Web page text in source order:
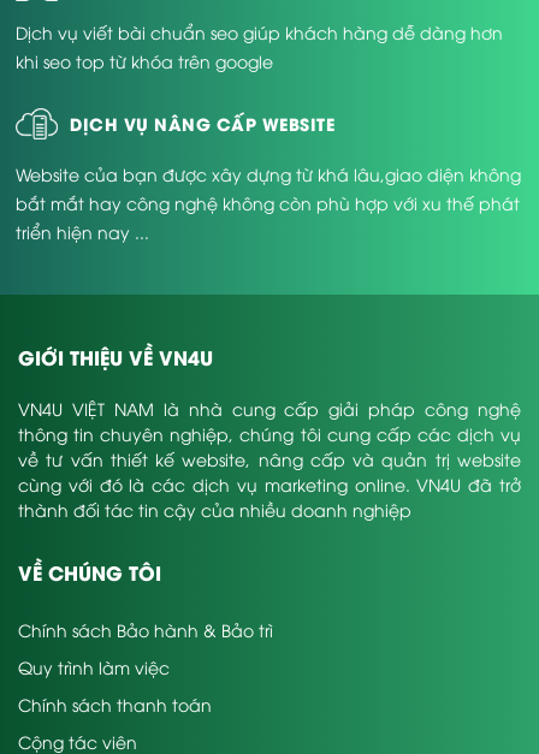
Dịch vụ viết bài chuẩn seo giúp khách hàng dễ dàng hơn
khi seo top từ khóa trên google
DỊCH VỤ NÂNG CẤP WEBSITE
Website của bạn được xây dựng từ khá lâu,giao diện không
bắt mắt hay công nghệ không còn phù hợp với xu thế phát
triển hiện nay ...
GIỚI THIỆU VỀ VN4U
VN4U VIỆT NAM là nhà cung cấp giải pháp công nghệ
thông tin chuyên nghiệp, chúng tôi cung cấp các dịch vụ
về tư vấn thiết kế website, nâng cấp và quản trị website
cùng với đó là các dịch vụ marketing online. VN4U đã trở
thành đối tác tin cậy của nhiều doanh nghiệp
VỀ CHÚNG TÔI
Chính sách Bảo hành & Bảo trì
Quy trình làm việc
Chính sách thanh toán
Cộng tác viên